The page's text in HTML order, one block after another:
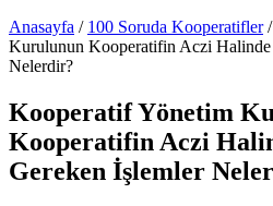
Anasayfa / 100 Soruda Kooperatifler /
Kurulunun Kooperatifin Aczi Halinde
Nelerdir?
Kooperatif Yönetim
Kooperatifin Aczi
Gereken İşlemler